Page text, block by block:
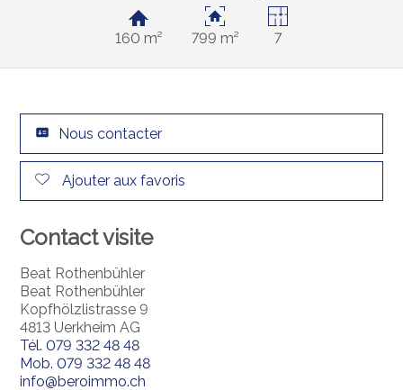
160 m² 799 m² 7
Nous contacter
Ajouter aux favoris
Contact visite
Beat Rothenbühler
Beat Rothenbühler
Kopfhölzlistrasse 9
4813 Uerkheim AG
Tél.079 332 48 48
Mob.079 332 48 48
info@beroimmo.ch